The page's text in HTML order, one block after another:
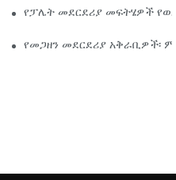
የፓሌት መደርደሪያ መፍትሄዎች
የመጋዘን መደርደሪያ አቅራቢዎች፡